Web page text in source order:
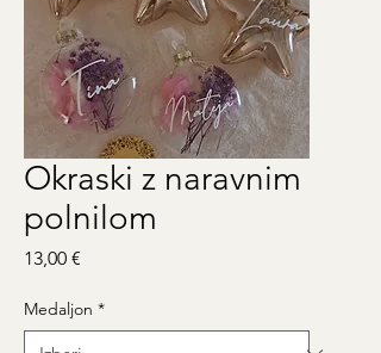
Okraski z naravnim
polnilom
13,00 €
Medaljon *